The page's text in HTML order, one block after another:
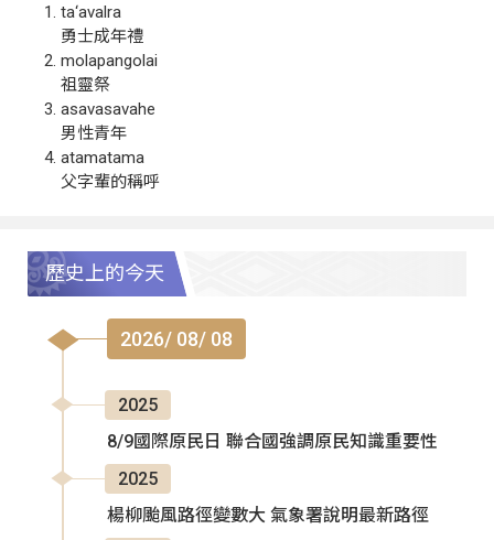
ta‘avalra
勇士成年禮
molapangolai
祖靈祭
asavasavahe
男性青年
atamatama
父字輩的稱呼
歷史上的今天
2026/ 08/ 08
2025
8/9國際原民日 聯合國強調原民知識重要性
2025
楊柳颱風路徑變數大 氣象署說明最新路徑